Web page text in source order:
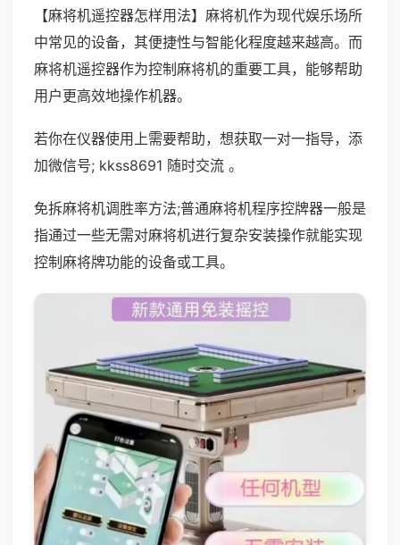
【麻将机遥控器怎样用法】麻将机作为现代娱乐场所
中常见的设备，其便捷性与智能化程度越来越高。而
麻将机遥控器作为控制麻将机的重要工具，能够帮助
用户更高效地操作机器。
若你在仪器使用上需要帮助，想获取一对一指导，添
加微信号; kkss8691 随时交流 。
免拆麻将机调胜率方法;普通麻将机程序控牌器一般是
指通过一些无需对麻将机进行复杂安装操作就能实现
控制麻将牌功能的设备或工具。